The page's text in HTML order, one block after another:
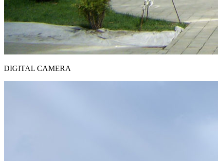
DIGITAL CAMERA